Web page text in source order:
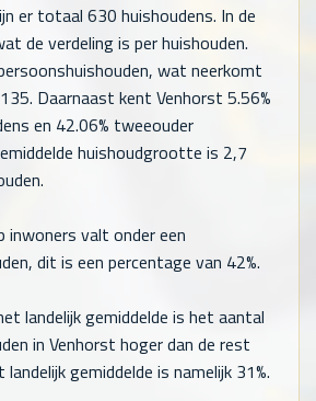
er totaal 630 huishoudens. In de
de verdeling is per huishouden.
wat neerkomt
135. Daarnaast kent Venhorst 5.56%
en 42.06% tweeouder
huishoudgrootte is 2,7
valt onder een
dit is een percentage van 42%.
landelijk gemiddelde is het aantal
in Venhorst hoger dan de rest
gemiddelde is namelijk 31%.